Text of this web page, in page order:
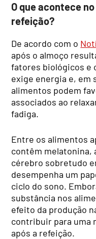
O que acontece
refeição?
De acordo com o
após o almoço
fatores biológicos e
exige energia e, em
alimentos podem
associados ao
fadiga.
Entre os alimentos
contêm melatonina,
cérebro sobretudo
desempenha um
ciclo do sono.
substância nos
efeito da produção
contribuir para uma
após a refeição.